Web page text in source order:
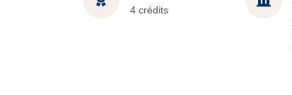
4 crédits